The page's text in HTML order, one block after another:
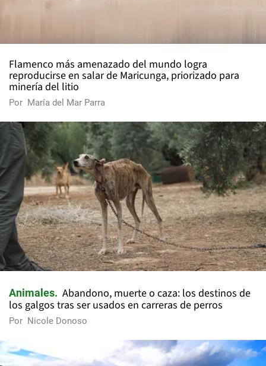
Flamenco más amenazado del mundo logra
reproducirse en salar de Maricunga, priorizado para
minería del litio
Por María del Mar Parra
Animales
Abandono, muerte o caza: los destinos de
los galgos tras ser usados en carreras de perros
Por Nicole Donoso